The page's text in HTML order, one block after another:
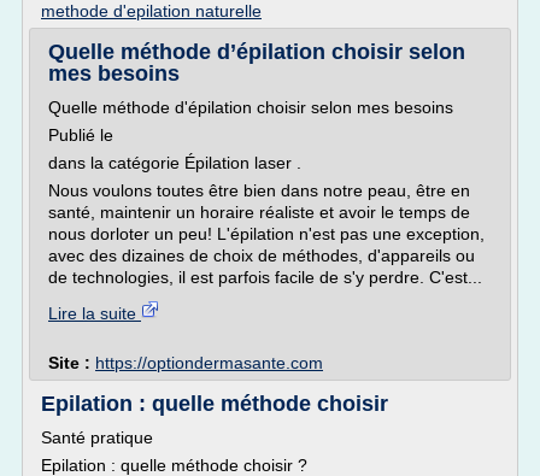
methode d'epilation naturelle
Quelle méthode d’épilation choisir selon
mes besoins
Quelle méthode d'épilation choisir selon mes besoins
Publié le
dans la catégorie Épilation laser .
Nous voulons toutes être bien dans notre peau, être en
santé, maintenir un horaire réaliste et avoir le temps de
nous dorloter un peu! L'épilation n'est pas une exception,
avec des dizaines de choix de méthodes, d'appareils ou
de technologies, il est parfois facile de s'y perdre. C'est...
Lire la suite
Site : https://optiondermasante.com
Epilation : quelle méthode choisir
Santé pratique
Epilation : quelle méthode choisir ?